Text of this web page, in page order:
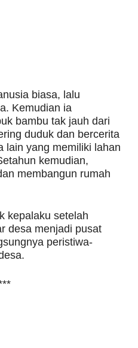
biasa, lalu
Kemudian ia
bambu tak jauh dari
duduk dan bercerita
lain yang memiliki lahan
kemudian,
membangun rumah
kepalaku setelah
desa menjadi pusat
peristiwa-